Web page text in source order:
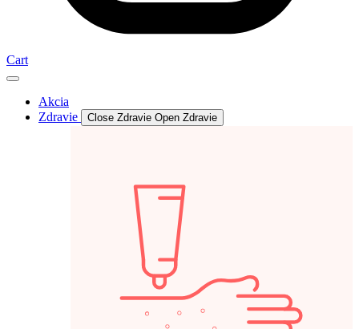
Cart
Akcia
Zdravie
Close Zdravie Open Zdravie